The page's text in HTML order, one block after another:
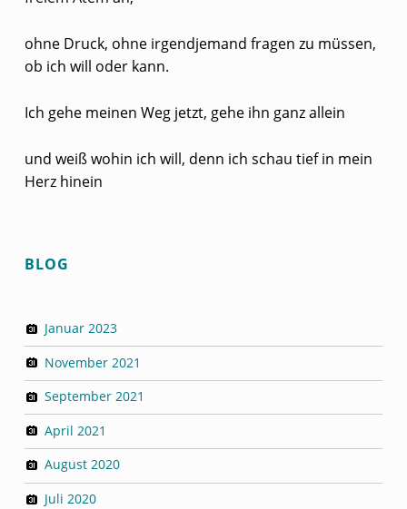
ohne Druck, ohne irgendjemand fragen zu müssen,
ob ich will oder kann.
Ich gehe meinen Weg jetzt, gehe ihn ganz allein
und weiß wohin ich will, denn ich schau tief in mein
Herz hinein
BLOG
Januar 2023
November 2021
September 2021
April 2021
August 2020
Juli 2020